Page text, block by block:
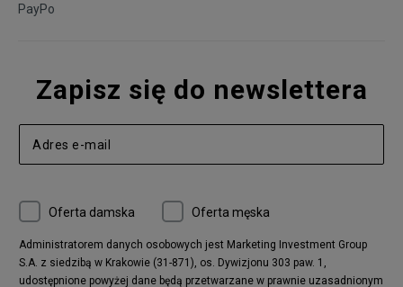
PayPo
Zapisz się do newslettera
Oferta damska Oferta męska
Administratorem danych osobowych jest Marketing Investment Group
S.A. z siedzibą w Krakowie (31-871), os. Dywizjonu 303 paw. 1,
udostępnione powyżej dane będą przetwarzane w prawnie uzasadnionym